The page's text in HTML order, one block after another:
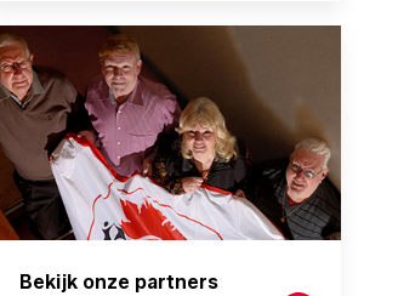
Bekijk onze partners